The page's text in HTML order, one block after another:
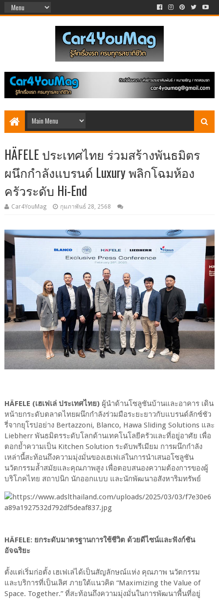
HÄFELE ประเทศไทย ร่วมสร้างพันธมิตร
ผนึกกำลังแบรนด์ Luxury พลิกโฉมห้อง
ครัวระดับ Hi-End
Car4YouMag กุมภาพันธ์ 28, 2568
HÄFELE (เฮเฟเล่ ประเทศไทย)ผู้นำด้านโซลูชันบ้านและอาคาร เดิน
หน้ายกระดับตลาดไทยผนึกกำลังร่วมมือระยะยาวกับแบรนด์ลักซ์ชัว
รี่จากยุโรปอย่าง Bertazzoni, Blanco, Hawa Sliding Solutions และ
Liebherr พันธมิตรระดับโลกด้านเทคโนโลยีครัวและที่อยู่อาศัย เพื่อ
ตอกย้ำความเป็น Kitchen Solution ระดับพรีเมียม การผนึกกำลัง
เหล่านี้สะท้อนถึงความมุ่งมั่นของเฮเฟเล่ในการนำเสนอโซลูชัน
นวัตกรรมล้ำสมัยและคุณภาพสูง เพื่อตอบสนองความต้องการของผู้
บริโภคไทย สถาปนิก นักออกแบบ และนักพัฒนาอสังหาริมทรัพย์
HÄFELE: ยกระดับมาตรฐานการใช้ชีวิต ด้วยดีไซน์และฟังก์ชัน
อัจฉริยะ
ตั้งแต่เริ่มก่อตั้ง เฮเฟเล่ได้เป็นสัญลักษณ์แห่ง คุณภาพ นวัตกรรม
และบริการที่เป็นเลิศ ภายใต้แนวคิด “Maximizing the Value of
Space. Together.” ที่สะท้อนถึงความมุ่งมั่นในการพัฒนาพื้นที่อยู่